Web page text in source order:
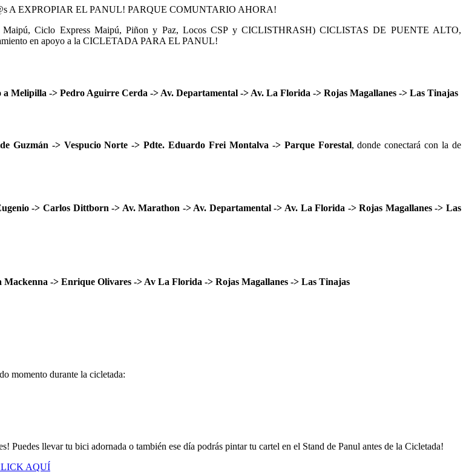
A EXPROPIAR EL PANUL! PARQUE COMUNTARIO AHORA!
Maipú, Ciclo Express Maipú, Piñon y Paz, Locos CSP y CICLISTHRASH)CICLISTAS DE PUENTE ALTO,
en apoyo a la CICLETADA PARA EL PANUL!
-> Pedro Aguirre Cerda -> Av. Departamental -> Av. La Florida -> Rojas Magallanes -> Las Tinajas
-> Vespucio Norte -> Pdte. Eduardo Frei Montalva -> Parque Forestal, donde conectará con la de
-> Carlos Dittborn -> Av. Marathon -> Av. Departamental -> Av. La Florida -> Rojas Magallanes -> Las
-> Enrique Olivares -> Av La Florida -> Rojas Magallanes -> Las Tinajas
momento durante la cicletada:
Puedes llevar tu bici adornada o también ese día podrás pintar tu cartel en el Stand de Panul antes de la Cicletada!
AQUÍ